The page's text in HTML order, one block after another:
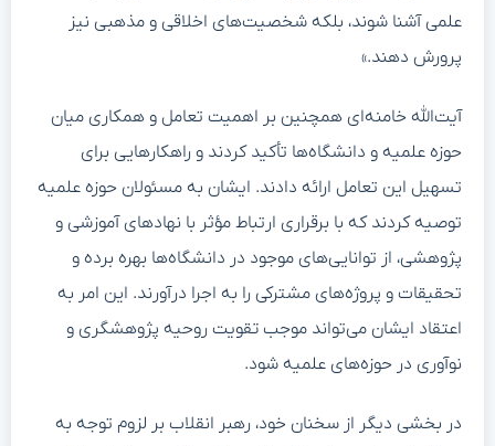
علمی آشنا شوند، بلکه شخصیت‌های اخلاقی و مذهبی نیز
پرورش دهند.»
آیت‌الله خامنه‌ای همچنین بر اهمیت تعامل و همکاری میان
حوزه علمیه و دانشگاه‌ها تأکید کردند و راهکارهایی برای
تسهیل این تعامل ارائه دادند. ایشان به مسئولان حوزه علمیه
توصیه کردند که با برقراری ارتباط مؤثر با نهادهای آموزشی و
پژوهشی، از توانایی‌های موجود در دانشگاه‌ها بهره برده و
تحقیقات و پروژه‌های مشترکی را به اجرا درآورند. این امر به
اعتقاد ایشان می‌تواند موجب تقویت روحیه پژوهشگری و
نوآوری در حوزه‌های علمیه شود.
در بخشی دیگر از سخنان خود، رهبر انقلاب بر لزوم توجه به